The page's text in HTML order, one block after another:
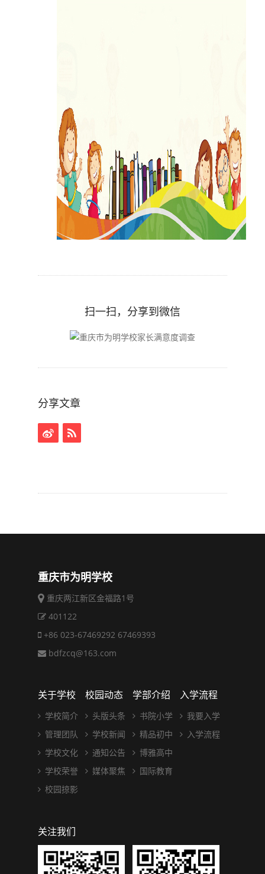
扫一扫，分享到微信
分享文章
重庆市为明学校
重庆两江新区金福路1号
401122
+86 023-67469292 67469393
bdfzcq@163.com
关于学校
学校简介
管理团队
学校文化
学校荣誉
校园掠影
校园动态
头版头条
学校新闻
通知公告
媒体聚焦
学部介绍
书院小学
精品初中
博雅高中
国际教育
入学流程
我要入学
入学流程
关注我们